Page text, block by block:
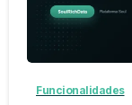
Funcionalidades